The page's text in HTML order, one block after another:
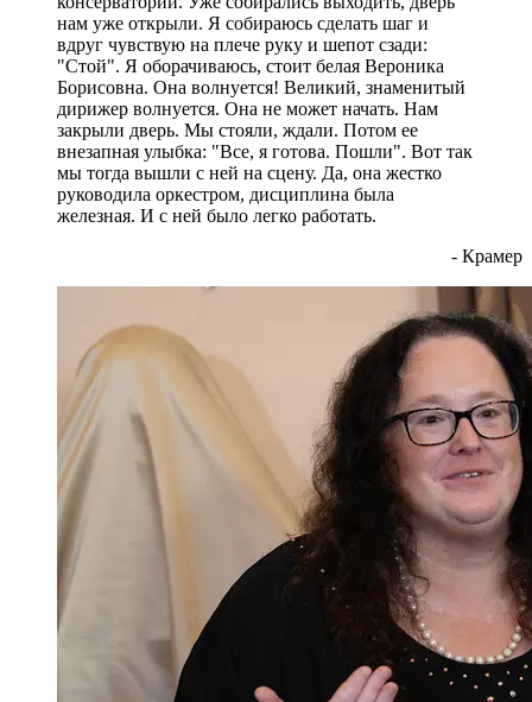
нам уже открыли. Я собираюсь сделать шаг и
вдруг чувствую на плече руку и шепот сзади:
"Стой". Я оборачиваюсь, стоит белая Вероника
Борисовна. Она волнуется! Великий, знаменитый
дирижер волнуется. Она не может начать. Нам
закрыли дверь. Мы стояли, ждали. Потом ее
внезапная улыбка: "Все, я готова. Пошли". Вот так
мы тогда вышли с ней на сцену. Да, она жестко
руководила оркестром, дисциплина была
железная. И с ней было легко работать.
- Крамер